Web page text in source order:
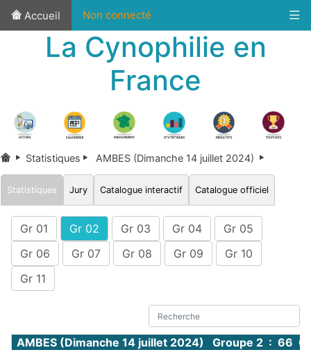
Accueil Non connecté
La Cynophilie en
France
Statistiques AMBES (Dimanche 14 juillet 2024)
Statistiques Jury Catalogue interactif Catalogue officiel
Gr 01 Gr 02 Gr 03 Gr 04
Gr 05
Gr 06
Gr 07 Gr 08 Gr 09
Gr 10
Gr 11
AMBES (Dimanche 14 juillet 2024) Groupe 2 : 66